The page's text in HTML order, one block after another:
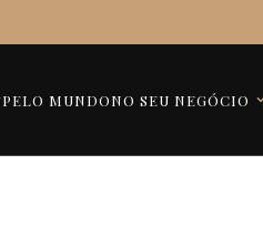
PELO MUNDONO SEU NEGÓCIO